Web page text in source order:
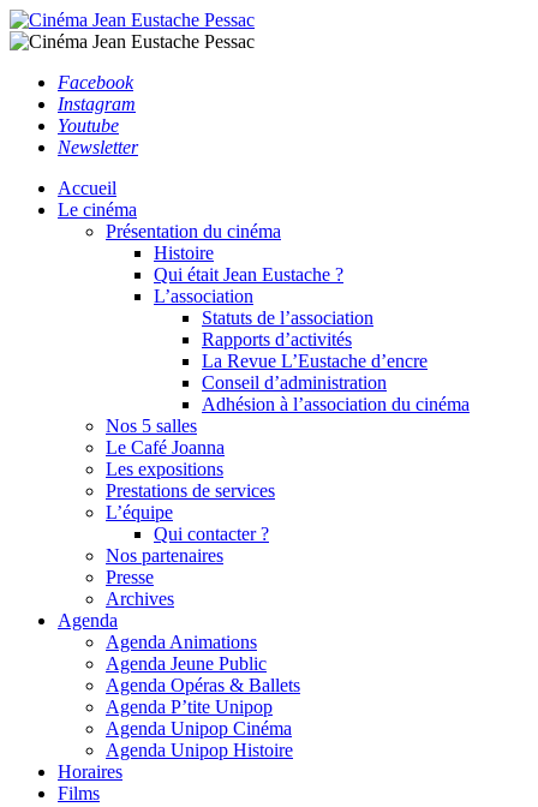
Facebook
Instagram
Youtube
Newsletter
Accueil
Le cinéma
Présentation du cinéma
Histoire
Qui était Jean Eustache ?
L’association
Statuts de l’association
Rapports d’activités
La Revue L’Eustache d’encre
Conseil d’administration
Adhésion à l’association du cinéma
Nos 5 salles
Le Café Joanna
Les expositions
Prestations de services
L’équipe
Qui contacter ?
Nos partenaires
Presse
Archives
Agenda
Agenda Animations
Agenda Jeune Public
Agenda Opéras & Ballets
Agenda P’tite Unipop
Agenda Unipop Cinéma
Agenda Unipop Histoire
Horaires
Films